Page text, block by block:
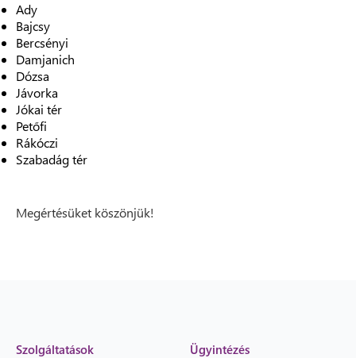
Ady
Bajcsy
Bercsényi
Damjanich
Dózsa
Jávorka
Jókai tér
Petőfi
Rákóczi
Szabadág tér
Megértésüket köszönjük!
Szolgáltatások Ügyintézés